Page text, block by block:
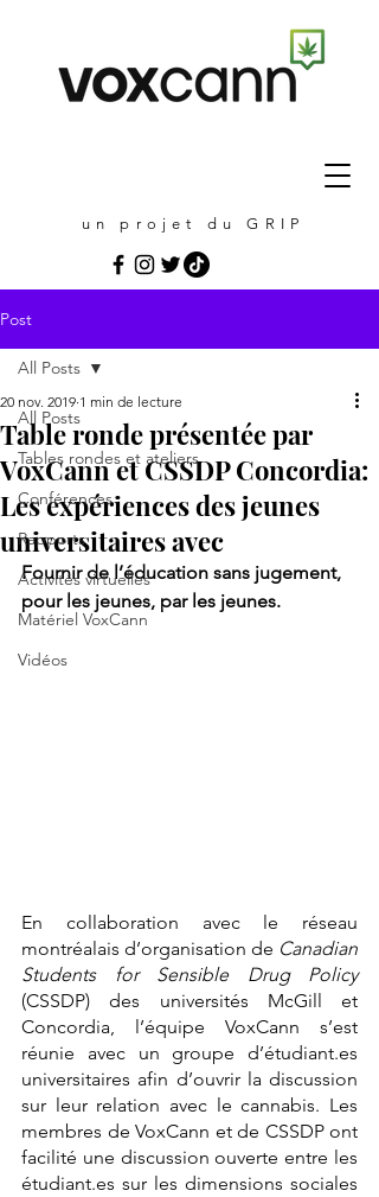
un projet du GRIP
Post
All Posts
Tables rondes et ateliers
Conférences
Rapports
Activités virtuelles
Matériel VoxCann
Vidéos
All Posts
Table ronde présentée par
VoxCann et CSSDP Concordia:
Les expériences des jeunes
universitaires avec
20 nov. 2019 1 min de lecture
Fournir de l’éducation sans jugement,
pour les jeunes, par les jeunes.
En collaboration avec le réseau
montréalais d’organisation de Canadian
Students for Sensible Drug Policy
(CSSDP) des universités McGill et
Concordia, l’équipe VoxCann s’est
réunie avec un groupe d’étudiant.es
universitaires afin d’ouvrir la discussion
sur leur relation avec le cannabis. Les
membres de VoxCann et de CSSDP ont
facilité une discussion ouverte entre les
étudiant.es sur les dimensions sociales